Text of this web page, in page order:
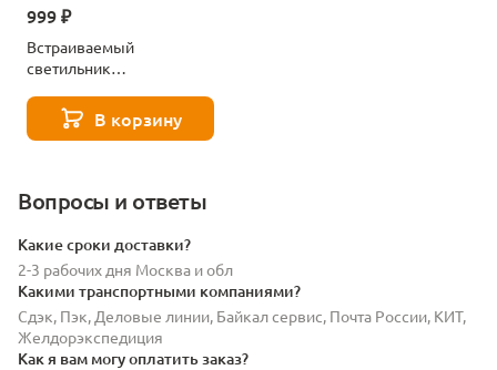
999 ₽
Встраиваемый
светильник
Mobi 032016В корзину
Вопросы и ответы
Какие сроки доставки?
2-3 рабочих дня Москва и обл
Какими транспортными компаниями?
Сдэк, Пэк, Деловые линии, Байкал сервис, Почта России, КИТ,
Желдорэкспедиция
Как я вам могу оплатить заказ?